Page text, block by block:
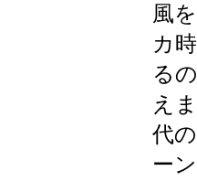
風
カ
る
え
代
ー